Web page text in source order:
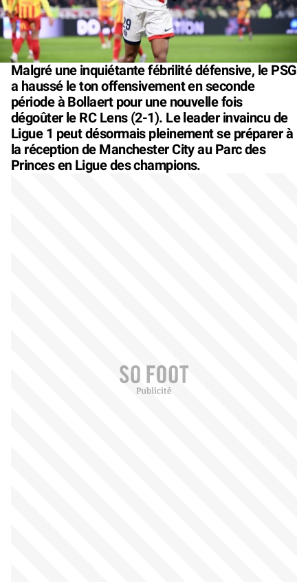
Malgré une inquiétante fébrilité défensive, le PSG
a haussé le ton offensivement en seconde
période à Bollaert pour une nouvelle fois
dégoûter le RC Lens (2-1). Le leader invaincu de
Ligue 1 peut désormais pleinement se préparer à
la réception de Manchester City au Parc des
Princes en Ligue des champions.